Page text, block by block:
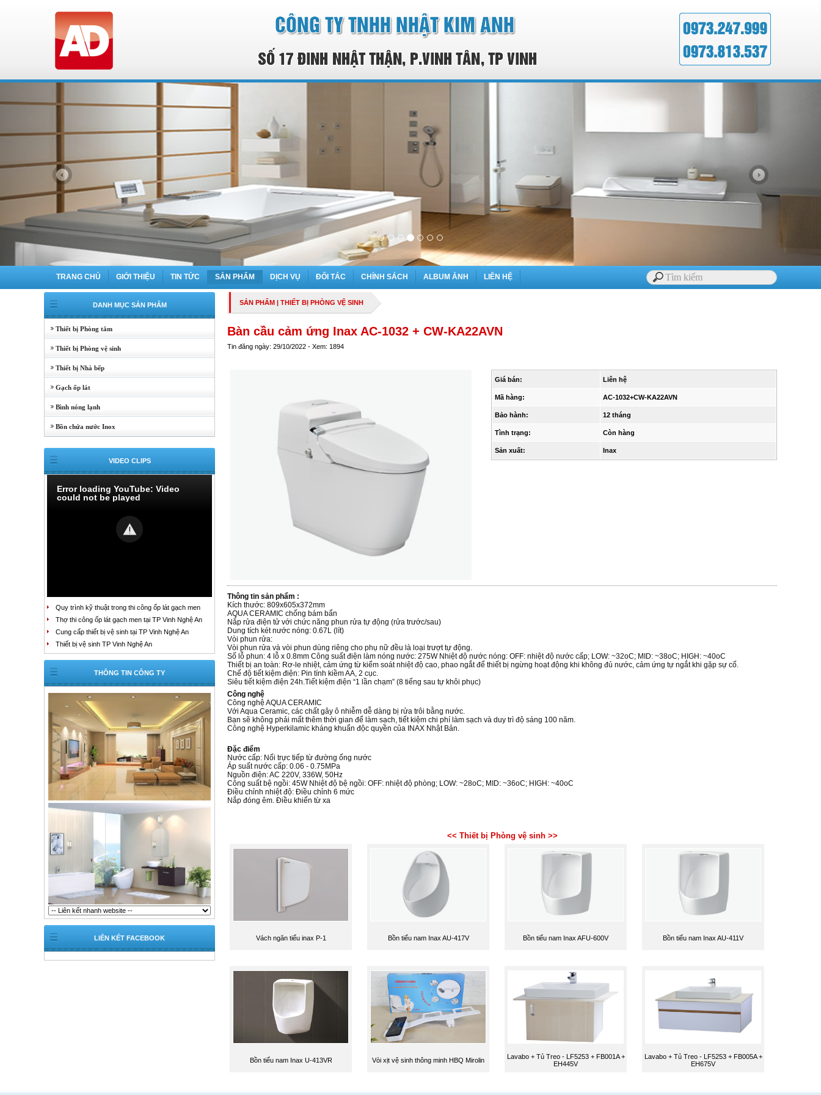
TRANG CHỦ GIỚI THIỆU TIN TỨC SẢN PHẨM DỊCH VỤ ĐỐI TÁC CHÍNH SÁCH ALBUM ẢNH LIÊN HỆ
DANH MỤC SẢN PHẨM
Thiết bị Phòng tắm
Thiết bị Phòng vệ sinh
Thiết bị Nhà bếp
Gạch ốp lát
Bình nóng lạnh
Bồn chứa nước Inox
VIDEO CLIPS
Error loading YouTube: Video
could not be played
Quy trình kỹ thuật trong thi công ốp lát gạch men
Thợ thi công ốp lát gạch men tại TP Vinh Nghệ An
Cung cấp thiết bị vệ sinh tại TP Vinh Nghệ An
Thiết bị vệ sinh TP Vinh Nghệ An
THÔNG TIN CÔNG TY
LIÊN KẾT FACEBOOK
SẢN PHẨM | THIẾT BỊ PHÒNG VỆ SINH
Bàn cầu cảm ứng Inax AC-1032 + CW-KA22AVN
Tin đăng ngày: 29/10/2022 - Xem: 1894
Giá bán: Liên hệ
Mã hàng: AC-1032+CW-KA22AVN
Bảo hành: 12 tháng
Tình trạng: Còn hàng
Sản xuất: Inax
Thông tin sản phẩm :
Kích thước: 809x605x372mm
AQUA CERAMIC chống bám bẩn
Nắp rửa điện tử với chức năng phun rửa tự động (rửa trước/sau)
Dung tích két nước nóng: 0.67L (lít)
Vòi phun rửa:
Vòi phun rửa và vòi phun dùng riêng cho phụ nữ đều là loại trượt tự động.
Số lỗ phun: 4 lỗ x 0.8mm Công suất điện làm nóng nước: 275W Nhiệt độ nước nóng: OFF: nhiệt độ nước cấp; LOW: ~32oC; MID: ~38oC; HIGH: ~40oC
Thiết bị an toàn: Rơ-le nhiệt, cảm ứng từ kiểm soát nhiệt độ cao, phao ngắt để thiết bị ngừng hoạt động khi không đủ nước, cảm ứng tự ngắt khi gặp sự cố.
Chế độ tiết kiệm điện: Pin tính kiềm AA, 2 cục.
Siêu tiết kiệm điện 24h.Tiết kiệm điện “1 lần chạm” (8 tiếng sau tự khôi phục)
Công nghệ
Công nghệ AQUA CERAMIC
Với Aqua Ceramic, các chất gây ô nhiễm dễ dàng bị rửa trôi bằng nước.
Bạn sẽ không phải mất thêm thời gian để làm sạch, tiết kiệm chi phí làm sạch và duy trì độ sáng 100 năm.
Công nghệ Hyperkilamic kháng khuẩn độc quyền của INAX Nhật Bản.
Đặc điểm
Nước cấp: Nối trực tiếp từ đường ống nước
Áp suất nước cấp: 0.06 - 0.75MPa
Nguồn điện: AC 220V, 336W, 50Hz
Công suất bệ ngồi: 45W Nhiệt độ bệ ngồi: OFF: nhiệt độ phòng; LOW: ~28oC; MID: ~36oC; HIGH: ~40oC
Điều chỉnh nhiệt độ: Điều chỉnh 6 mức
Nắp đóng êm. Điều khiển từ xa
<< Thiết bị Phòng vệ sinh >>
Vách ngăn tiểu inax P-1 Bồn tiểu nam Inax AU-417V Bồn tiểu nam Inax AFU-600V Bồn tiểu nam Inax AU-411V
Bồn tiểu nam Inax U-413VR Vòi xịt vệ sinh thông minh HBQ Mirolin
Lavabo + Tủ Treo - LF5253 + FB001A +
EH445V
Lavabo + Tủ Treo - LF5253 + FB005A +
EH675V